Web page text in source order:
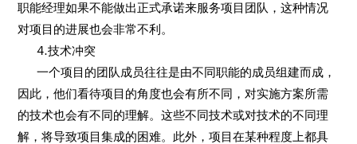
职能经理如果不能做出正式承诺来服务项目团队，这种情况
对项目的进展也会非常不利。
4.技术冲突
一个项目的团队成员往往是由不同职能的成员组建而成，
因此，他们看待项目的角度也会有所不同，对实施方案所需
的技术也会有不同的理解。这些不同技术或对技术的不同理
解，将导致项目集成的困难。此外，项目在某种程度上都具